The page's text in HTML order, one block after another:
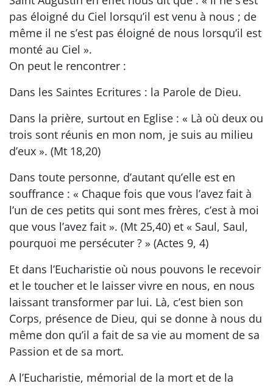
pas éloigné du Ciel lorsqu’il est venu à nous ; de
même il ne s’est pas éloigné de nous lorsqu’il est
monté au Ciel ».
On peut le rencontrer :
Dans les Saintes Ecritures : la Parole de Dieu.
Dans la prière, surtout en Eglise : « Là où deux ou
trois sont réunis en mon nom, je suis au milieu
d’eux ». (Mt 18,20)
Dans toute personne, d’autant qu’elle est en
souffrance : « Chaque fois que vous l’avez fait à
l’un de ces petits qui sont mes frères, c’est à moi
que vous l’avez fait ». (Mt 25,40) et « Saul, Saul,
pourquoi me persécuter ? » (Actes 9, 4)
Et dans l’Eucharistie où nous pouvons le recevoir
et le toucher et le laisser vivre en nous, en nous
laissant transformer par lui. Là, c’est bien son
Corps, présence de Dieu, qui se donne à nous du
même don qu’il a fait de sa vie au moment de sa
Passion et de sa mort.
A l’Eucharistie, mémorial de la mort et de la